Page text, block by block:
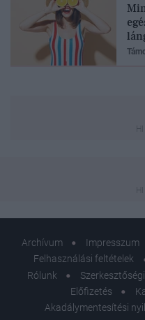
Archívum Impresszum
Felhasználási feltételek
Rólunk
Előfizetés
Akadálymentesítési